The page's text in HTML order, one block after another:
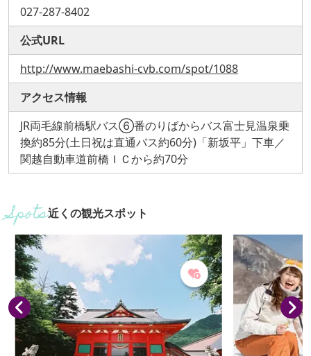
027-287-8402
公式URL
http://www.maebashi-cvb.com/spot/1088
アクセス情報
JR両毛線前橋駅バス⑥番のりばからバス富士見温泉乗
換約85分(土日祝は直通バス約60分)「新坂平」下車／
関越自動車道前橋ＩＣから約70分
近くの観光スポット